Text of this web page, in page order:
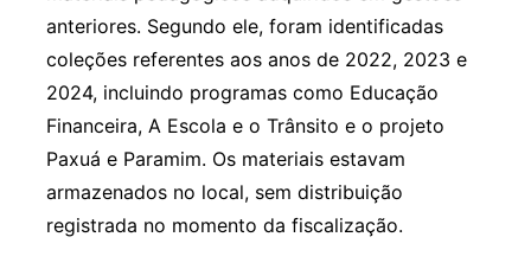
anteriores. Segundo ele, foram identificadas
coleções referentes aos anos de 2022, 2023 e
2024, incluindo programas como Educação
Financeira, A Escola e o Trânsito e o projeto
Paxuá e Paramim. Os materiais estavam
armazenados no local, sem distribuição
registrada no momento da fiscalização.